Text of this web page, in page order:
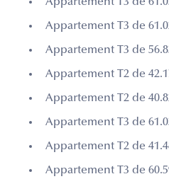
Appartement T3 de
Appartement T3 de
Appartement T2 de
Appartement T2 de
Appartement T3 de
Appartement T2 de
Appartement T3 de